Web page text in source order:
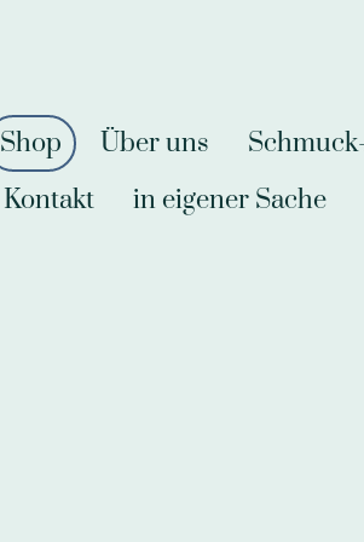
Shop Über uns
Kontakt in eigener Sache